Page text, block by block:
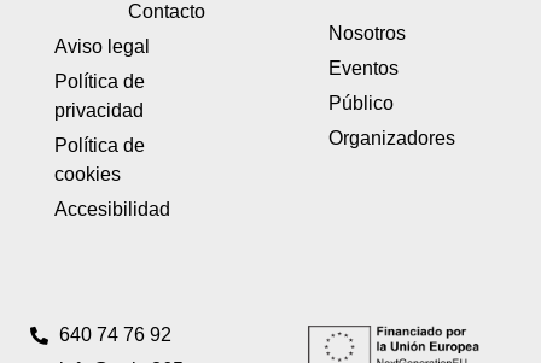
Contacto
Aviso legal
Política de
privacidad
Política de
cookies
Accesibilidad
Nosotros
Eventos
Público
Organizadores
640 74 76 92